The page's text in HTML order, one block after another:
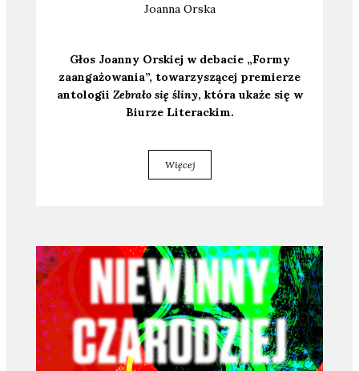
Joanna Orska
Głos Joan­ny Orskiej w deba­cie „For­my
zaan­ga­żo­wa­nia”, towa­rzy­szą­cej pre­mie­rze
anto­lo­gii Zebra­ło się śli­ny, któ­ra uka­że się w
Biu­rze Lite­rac­kim.
Więcej